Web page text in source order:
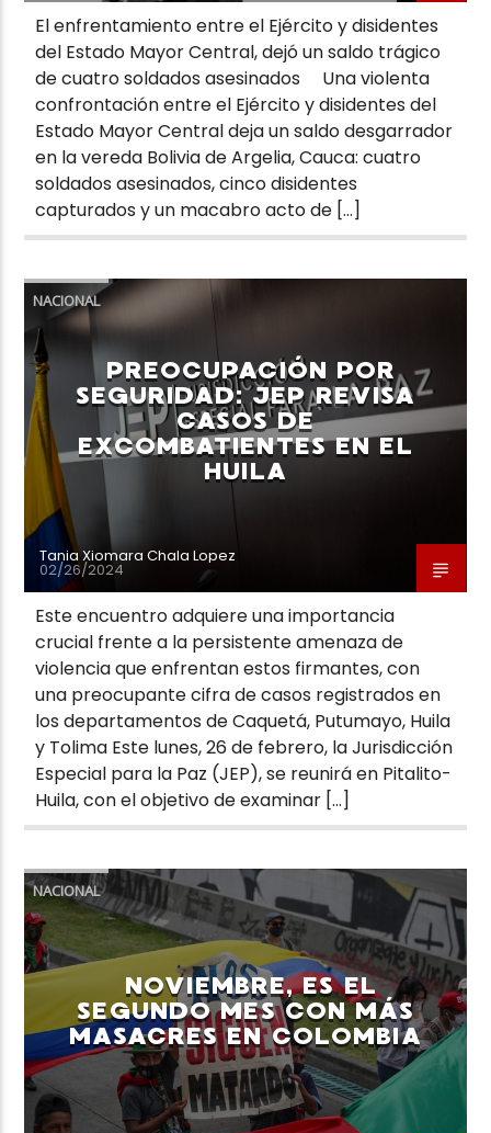
El enfrentamiento entre el Ejército y disidentes
del Estado Mayor Central, dejó un saldo trágico
de cuatro soldados asesinados Una violenta
confrontación entre el Ejército y disidentes del
Estado Mayor Central deja un saldo desgarrador
en la vereda Bolivia de Argelia, Cauca: cuatro
soldados asesinados, cinco disidentes
capturados y un macabro acto de […]
NACIONAL
PREOCUPACIÓN POR
SEGURIDAD: JEP REVISA
CASOS DE
EXCOMBATIENTES EN EL
HUILA
Tania Xiomara Chala Lopez
02/26/2024
Este encuentro adquiere una importancia
crucial frente a la persistente amenaza de
violencia que enfrentan estos firmantes, con
una preocupante cifra de casos registrados en
los departamentos de Caquetá, Putumayo, Huila
y Tolima Este lunes, 26 de febrero, la Jurisdicción
Especial para la Paz (JEP), se reunirá en Pitalito-
Huila, con el objetivo de examinar […]
NACIONAL
NOVIEMBRE, ES EL
SEGUNDO MES CON MÁS
MASACRES EN COLOMBIA